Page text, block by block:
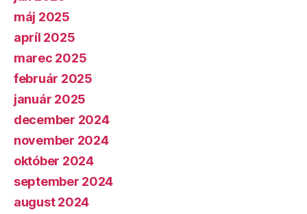
máj 2025
apríl 2025
marec 2025
február 2025
január 2025
december 2024
november 2024
október 2024
september 2024
august 2024